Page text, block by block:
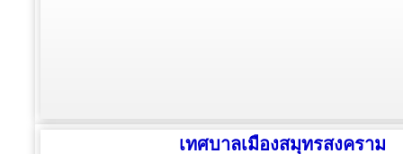
เทศบาลเมืองสมุทรสงคราม